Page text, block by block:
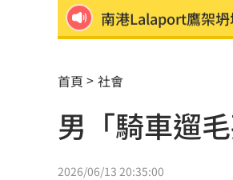
南港Lalaport鷹架
北市教育局再喊虐童
白海豚「一路搖擺
兆基前董座聲押禁
首頁 社會
男「騎車遛
2026/06/13 20:35:00